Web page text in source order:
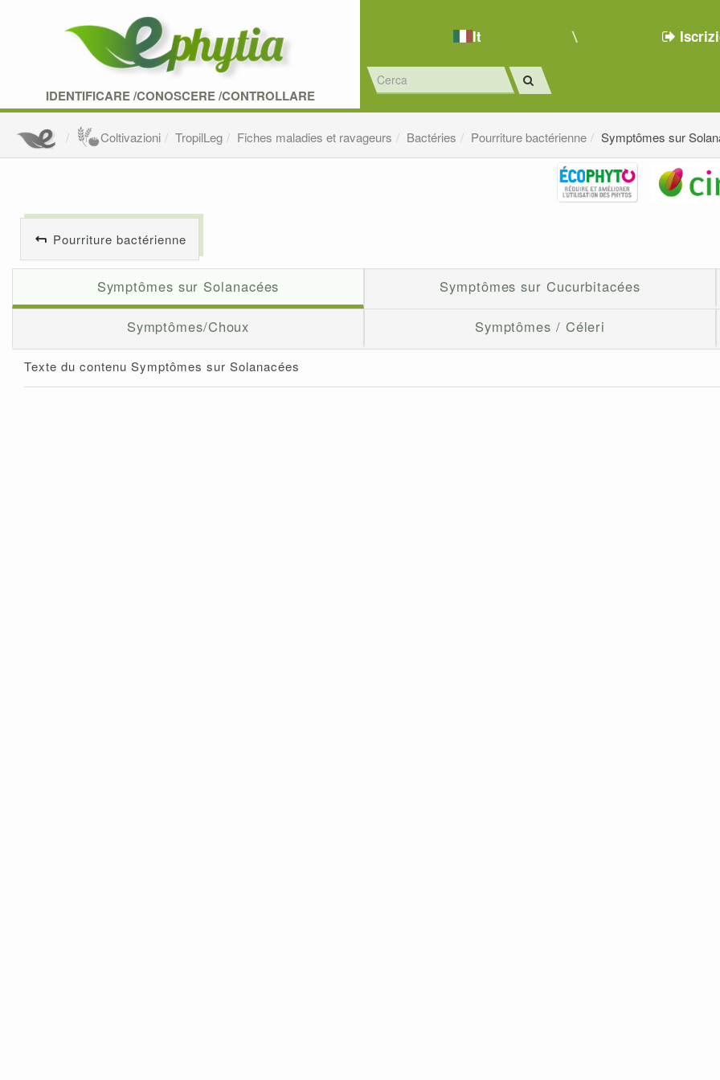
IDENTIFICARE /CONOSCERE /CONTROLLARE
It
Coltivazioni TropilLeg Fiches maladies et ravageurs Bactéries Pourriture bactérienne Symptômes sur
Pourriture bactérienne
Symptômes sur Solanacées Symptômes sur Cucurbitacées
Symptômes/Choux Symptômes / Céleri
Texte du contenu Symptômes sur Solanacées